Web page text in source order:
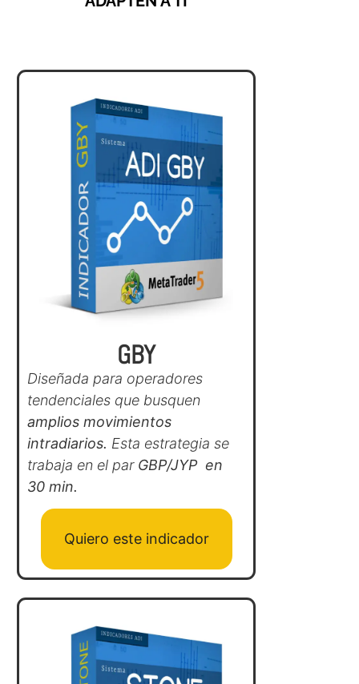
GBY
Diseñada para operadores
tendenciales que busquen
amplios movimientos
intradiarios. Esta estrategia se
trabaja en el par GBP/JYP en
30 min.
Quiero este indicador